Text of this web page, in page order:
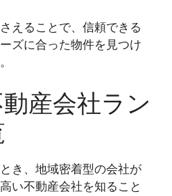
えることで、信頼できる
ズに合った物件を見つけ
産会社ラン
き、地域密着型の会社が
い不動産会社を知ること